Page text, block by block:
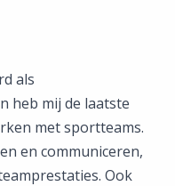
als
heb mij de laatste
met sportteams.
en communiceren,
Ook